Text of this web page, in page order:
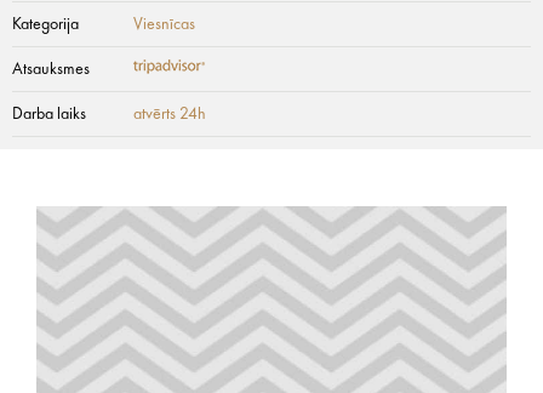
Kategorija Viesnīcas
Atsauksmes
Darba laiks atvērts 24h